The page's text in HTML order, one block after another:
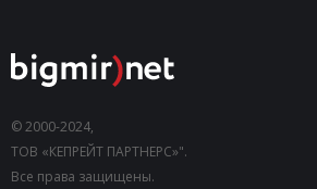
© 2000-2024,
ТОВ «КЕПРЕЙТ ПАРТНЕРС»".
Все права защищены.